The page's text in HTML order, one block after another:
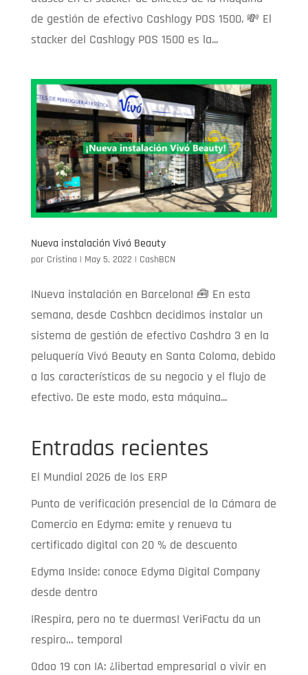
de gestión de efectivo Cashlogy POS 1500. 💸 El
stacker del Cashlogy POS 1500 es la...
Nueva instalación Vivó Beauty
por Cristina | May 5, 2022 | CashBCN
¡Nueva instalación en Barcelona! 🧰 En esta
semana, desde Cashbcn decidimos instalar un
sistema de gestión de efectivo Cashdro 3 en la
peluquería Vivó Beauty en Santa Coloma, debido
a las características de su negocio y el flujo de
efectivo. De este modo, esta máquina...
Entradas recientes
El Mundial 2026 de los ERP
Punto de verificación presencial de la Cámara de
Comercio en Edyma: emite y renueva tu
certificado digital con 20 % de descuento
Edyma Inside: conoce Edyma Digital Company
desde dentro
¡Respira, pero no te duermas! VeriFactu da un
respiro… temporal
Odoo 19 con IA: ¿libertad empresarial o vivir en